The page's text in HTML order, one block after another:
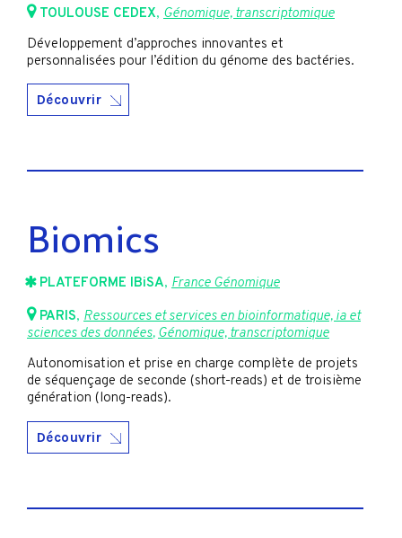
TOULOUSE CEDEX, Génomique, transcriptomique
Développement d’approches innovantes et
personnalisées pour l’édition du génome des bactéries.
Découvrir
Biomics
PLATEFORME IBiSA, France Génomique
PARIS, Ressources et services en bioinformatique, ia et
sciences des données,Génomique, transcriptomique
Autonomisation et prise en charge complète de projets
de séquençage de seconde (short-reads) et de troisième
génération (long-reads).
Découvrir